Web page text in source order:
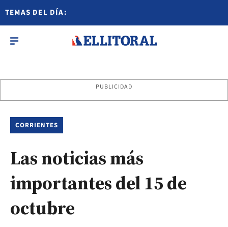
TEMAS DEL DÍA:
PUBLICIDAD
CORRIENTES
Las noticias más
importantes del 15 de
octubre